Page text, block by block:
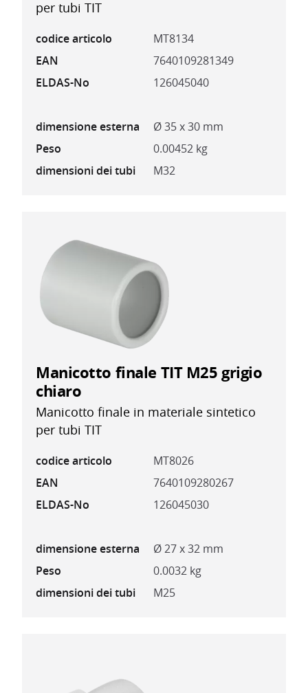
per tubi TIT
codice articolo
MT8134
EAN
7640109281349
ELDAS-No
126045040
dimensione esterna
Ø 35 x 30 mm
Peso
0.00452 kg
dimensioni dei tubi
M32
Manicotto finale TIT M25 grigio
chiaro
Manicotto finale in materiale sintetico
per tubi TIT
codice articolo
MT8026
EAN
7640109280267
ELDAS-No
126045030
dimensione esterna
Ø 27 x 32 mm
Peso
0.0032 kg
dimensioni dei tubi
M25